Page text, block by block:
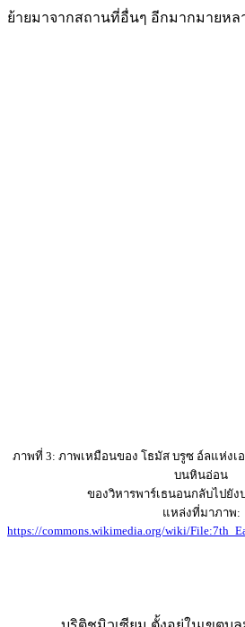
ย้ายมาจากสถานที่อื่นๆ อีกมากมายหล
ภาพที่ 3: ภาพเหมือนของ โธมัส บรูซ อ์ลแห่งเ
บนหินอ่อน
ของวิหารพาร์เธนอนกลับไปยัง
แหล่งที่มาภาพ:
https://commons.wikimedia.org/wiki/